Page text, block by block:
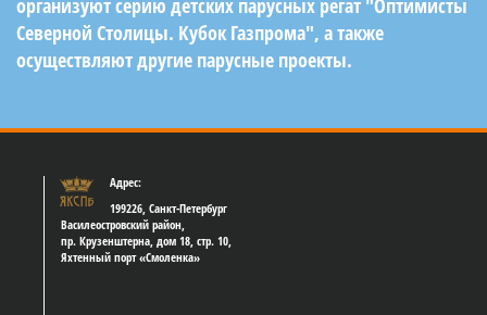
организуют серию детских парусных регат "Оптимисты
Северной Столицы. Кубок Газпрома", а также
осуществляют другие парусные проекты.
Адрес:
199226, Санкт-Петербург
Василеостровский район,
пр. Крузенштерна, дом 18, стр. 10,
Яхтенный порт «Смоленка»